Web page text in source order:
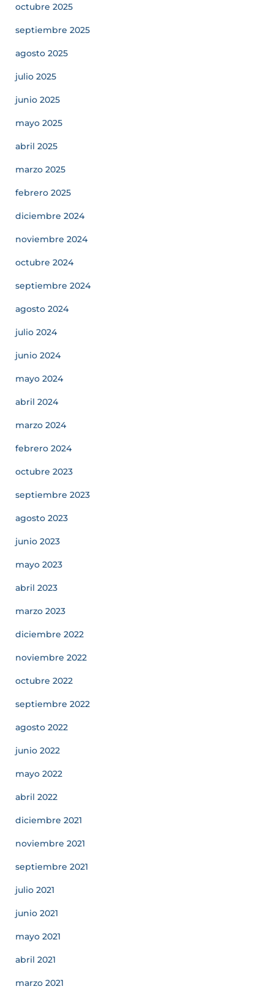
octubre 2025
septiembre 2025
agosto 2025
julio 2025
junio 2025
mayo 2025
abril 2025
marzo 2025
febrero 2025
diciembre 2024
noviembre 2024
octubre 2024
septiembre 2024
agosto 2024
julio 2024
junio 2024
mayo 2024
abril 2024
marzo 2024
febrero 2024
octubre 2023
septiembre 2023
agosto 2023
junio 2023
mayo 2023
abril 2023
marzo 2023
diciembre 2022
noviembre 2022
octubre 2022
septiembre 2022
agosto 2022
junio 2022
mayo 2022
abril 2022
diciembre 2021
noviembre 2021
septiembre 2021
julio 2021
junio 2021
mayo 2021
abril 2021
marzo 2021